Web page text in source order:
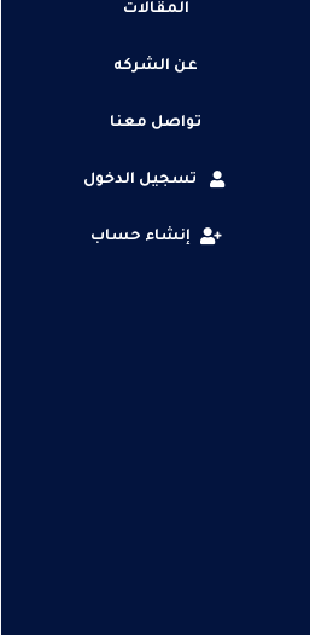
المقالات
عن الشركه
تواصل معنا
تسجيل الدخول
إنشاء حساب